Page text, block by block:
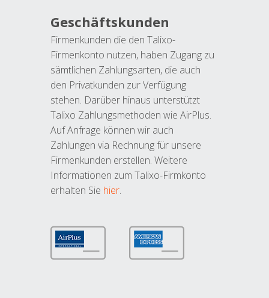
Geschäftskunden
Firmenkunden die den Talixo-
Firmenkonto nutzen, haben Zugang zu
sämtlichen Zahlungsarten, die auch
den Privatkunden zur Verfügung
stehen. Darüber hinaus unterstützt
Talixo Zahlungsmethoden wie AirPlus.
Auf Anfrage können wir auch
Zahlungen via Rechnung für unsere
Firmenkunden erstellen. Weitere
Informationen zum Talixo-Firmkonto
erhalten Sie hier.